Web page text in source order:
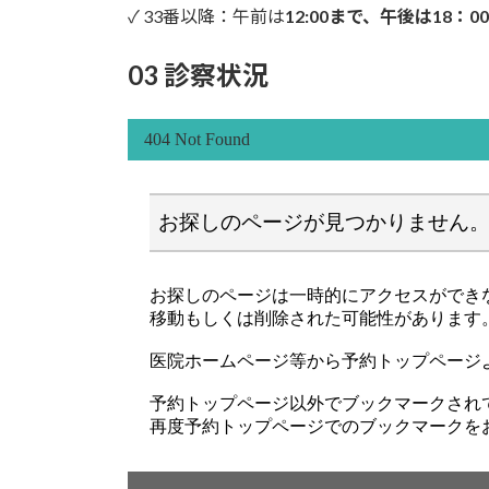
✓ 33番以降：午前は12:00まで、午後は18：
03 診察状況